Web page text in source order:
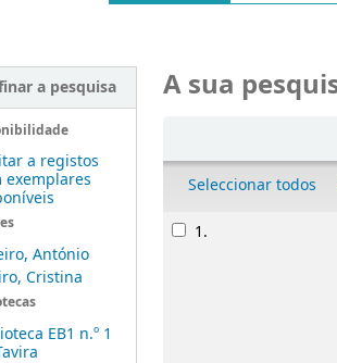
a pesquisa
a registos
exemplares
António
Cristina
EB1 n.º 1
A sua
Seleccionar todos
Resultados
1.